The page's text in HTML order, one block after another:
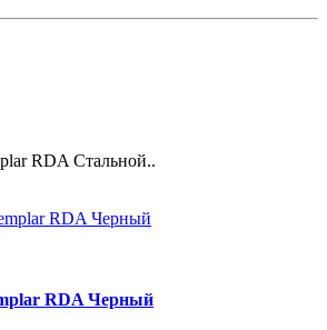
RDA Стальной..
RDA Черный